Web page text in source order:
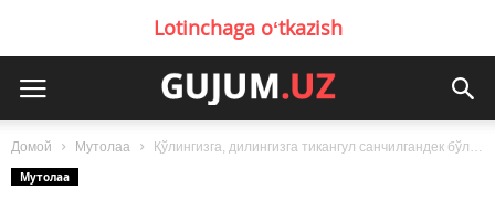
Lotinchaga oʻtkazish
Домой Мутолаа
Қўлингизга, дилингизга тикангул санчилгандек бўлса ҳам эшаклар билан баҳслашманг
Мутолаа